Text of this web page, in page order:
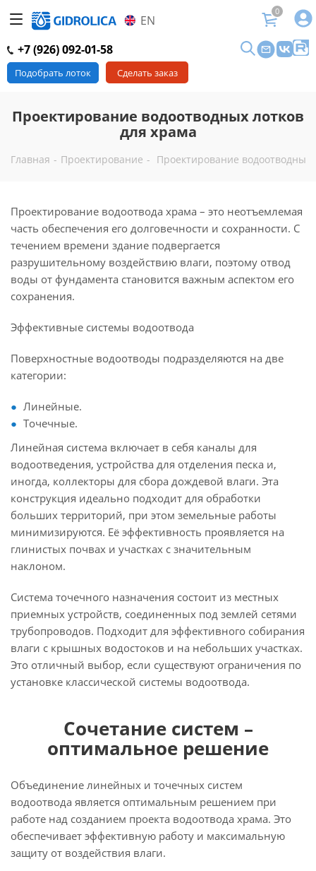
EN
0
+7 (926) 092-01-58
Подобрать лоток Сделать заказ
Проектирование водоотводных лотков
для храма
Главная - Проектирование - Проектирование водоотводных
Проектирование водоотвода храма – это неотъемлемая
часть обеспечения его долговечности и сохранности. С
течением времени здание подвергается
разрушительному воздействию влаги, поэтому отвод
воды от фундамента становится важным аспектом его
сохранения.
Эффективные системы водоотвода
Поверхностные водоотводы подразделяются на две
категории:
Линейные.
Точечные.
Линейная система включает в себя каналы для
водоотведения, устройства для отделения песка и,
иногда, коллекторы для сбора дождевой влаги. Эта
конструкция идеально подходит для обработки
больших территорий, при этом земельные работы
минимизируются. Её эффективность проявляется на
глинистых почвах и участках с значительным
наклоном.
Система точечного назначения состоит из местных
приемных устройств, соединенных под землей сетями
трубопроводов. Подходит для эффективного собирания
влаги с крышных водостоков и на небольших участках.
Это отличный выбор, если существуют ограничения по
установке классической системы водоотвода.
Сочетание систем –
оптимальное решение
Объединение линейных и точечных систем
водоотвода является оптимальным решением при
работе над созданием проекта водоотвода храма. Это
обеспечивает эффективную работу и максимальную
защиту от воздействия влаги.